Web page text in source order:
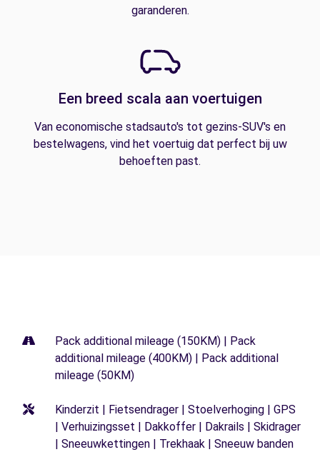
garanderen.
Een breed scala aan voertuigen
Van economische stadsauto's tot gezins-SUV's en
bestelwagens, vind het voertuig dat perfect bij uw
behoeften past.
Pack additional mileage (150KM) | Pack
additional mileage (400KM) | Pack additional
mileage (50KM)
Kinderzit | Fietsendrager | Stoelverhoging | GPS
| Verhuizingsset | Dakkoffer | Dakrails | Skidrager
| Sneeuwkettingen | Trekhaak | Sneeuw banden